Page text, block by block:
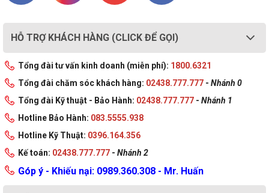
HỖ TRỢ KHÁCH HÀNG (CLICK ĐỂ GỌI)
Tổng đài tư vấn kinh doanh (miễn phí): 1800.6321
Tổng đài chăm sóc khách hàng: 02438.777.777 - Nhánh 0
Tổng đài Kỹ thuật - Bảo Hành: 02438.777.777 - Nhánh 1
Hotline Bảo Hành: 083.5555.938
Hotline Kỹ Thuật: 0396.164.356
Kế toán: 02438.777.777 - Nhánh 2
Góp ý - Khiếu nại: 0989.360.308 - Mr. Huấn